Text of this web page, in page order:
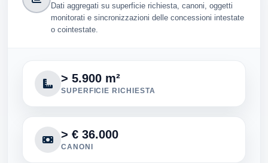
Dati aggregati su superficie richiesta, canoni, oggetti
monitorati e sincronizzazioni delle concessioni intestate
o cointestate.
> 5.900 m²
SUPERFICIE RICHIESTA
> € 36.000
CANONI